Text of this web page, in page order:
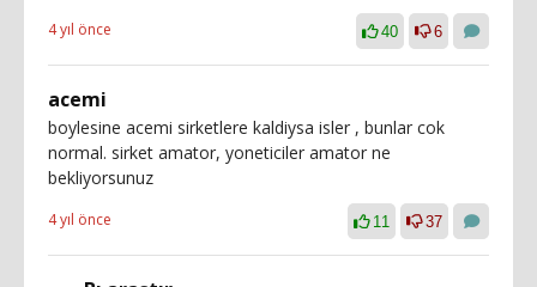
4 yıl önce 40 6
acemi
boylesine acemi sirketlere kaldiysa isler , bunlar cok
normal. sirket amator, yoneticiler amator ne
bekliyorsunuz
4 yıl önce 11 37